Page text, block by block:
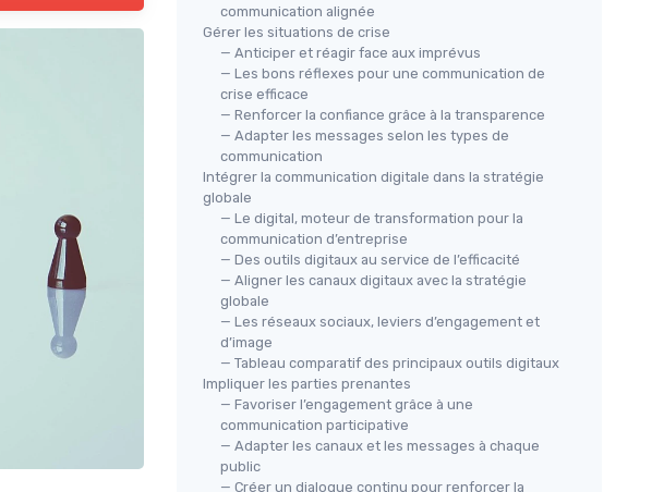
communication alignée
Gérer les situations de crise
— Anticiper et réagir face aux imprévus
— Les bons réflexes pour une communication de
crise efficace
— Renforcer la confiance grâce à la transparence
— Adapter les messages selon les types de
communication
Intégrer la communication digitale dans la stratégie
globale
— Le digital, moteur de transformation pour la
communication d’entreprise
— Des outils digitaux au service de l’efficacité
— Aligner les canaux digitaux avec la stratégie
globale
— Les réseaux sociaux, leviers d’engagement et
d’image
— Tableau comparatif des principaux outils digitaux
Impliquer les parties prenantes
— Favoriser l’engagement grâce à une
communication participative
— Adapter les canaux et les messages à chaque
public
— Créer un dialogue continu pour renforcer la